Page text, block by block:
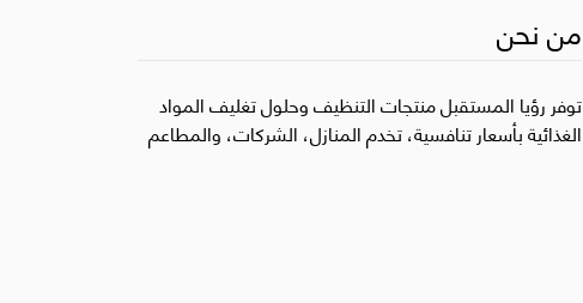
من نحن
توفر رؤيا المستقبل منتجات التنظيف وحلول تغليف المواد
الغذائية بأسعار تنافسية، تخدم المنازل، الشركات، والمطاعم